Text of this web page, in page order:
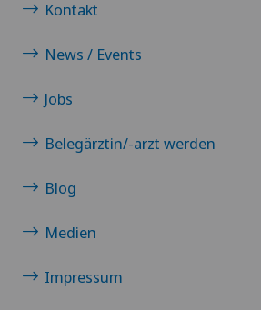
Kontakt
News / Events
Jobs
Belegärztin/-arzt werden
Blog
Medien
Impressum